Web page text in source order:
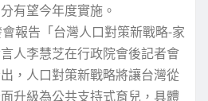
有望今年度實施。
報告「台灣人口對策新戰略-家
人李慧芝在行政院會後記者會
，人口對策新戰略將讓台灣從
升級為公共支持式育兒，具體